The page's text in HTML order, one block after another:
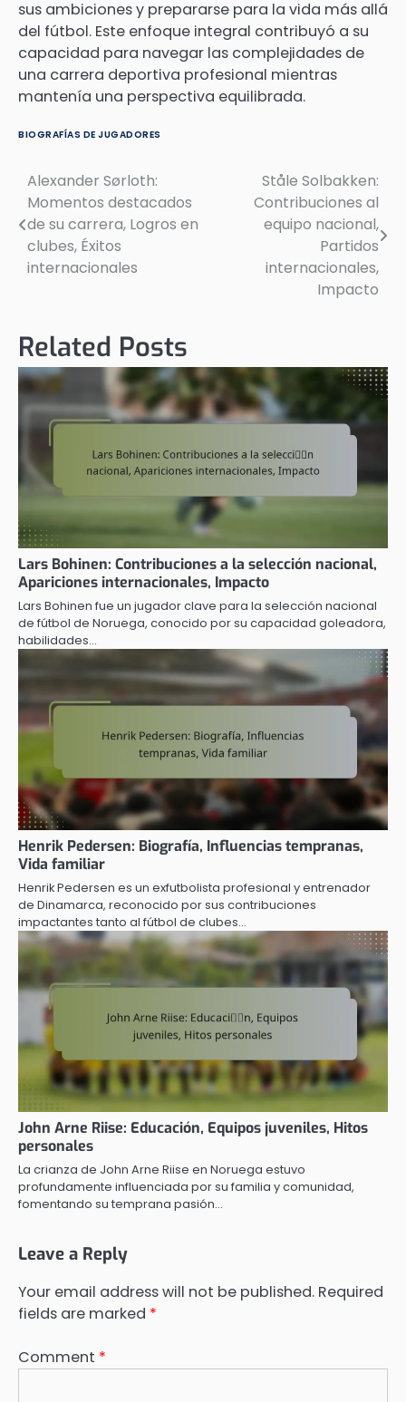
sus ambiciones y prepararse para la vida más allá
del fútbol. Este enfoque integral contribuyó a su
capacidad para navegar las complejidades de
una carrera deportiva profesional mientras
mantenía una perspectiva equilibrada.
BIOGRAFÍAS DE JUGADORES
Post
navigation
Alexander Sørloth:
Momentos destacados
de su carrera, Logros en
clubes, Éxitos
internacionales
Ståle Solbakken:
Contribuciones al
equipo nacional,
Partidos
internacionales,
Impacto
Related Posts
Lars Bohinen: Contribuciones a la selección nacional,
Apariciones internacionales, Impacto
Lars Bohinen fue un jugador clave para la selección nacional
de fútbol de Noruega, conocido por su capacidad goleadora,
habilidades…
Henrik Pedersen: Biografía, Influencias tempranas,
Vida familiar
Henrik Pedersen es un exfutbolista profesional y entrenador
de Dinamarca, reconocido por sus contribuciones
impactantes tanto al fútbol de clubes…
John Arne Riise: Educación, Equipos juveniles, Hitos
personales
La crianza de John Arne Riise en Noruega estuvo
profundamente influenciada por su familia y comunidad,
fomentando su temprana pasión…
Leave a Reply
Your email address will not be published. Required
fields are marked *
Comment *